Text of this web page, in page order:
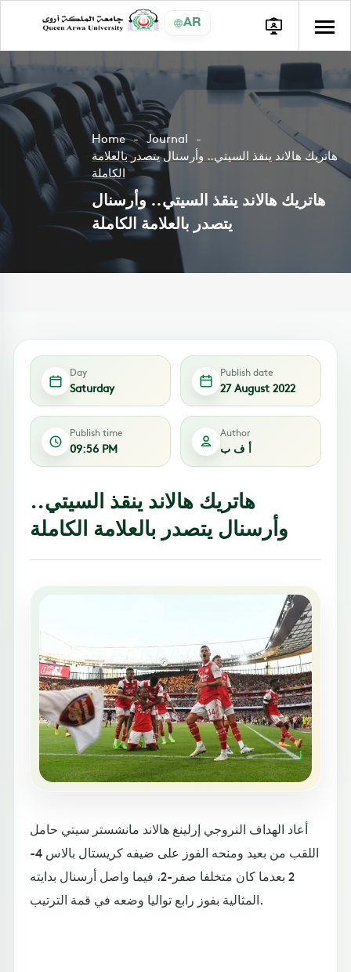
AR
Home
Journal
هاتريك هالاند ينقذ السيتي.. وأرسنال يتصدر بالعلامة
الكاملة
هاتريك هالاند ينقذ السيتي.. وأرسنال
يتصدر بالعلامة الكاملة
Day
Saturday
Publish date
27 August 2022
Publish time
09:56 PM
Author
أ ف ب
هاتريك هالاند ينقذ السيتي..
وأرسنال يتصدر بالعلامة الكاملة
أعاد الهداف النروجي إرلينغ هالاند مانشستر سيتي حامل
اللقب من بعيد ومنحه الفوز على ضيفه كريستال بالاس 4-
2 بعدما كان متخلفا صفر-2، فيما واصل أرسنال بدايته
المثالية بفوز رابع تواليا وضعه في قمة الترتيب.